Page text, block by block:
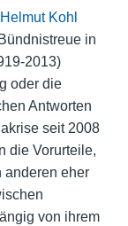
Helmut Kohl
in
2013)
oder die
Antworten
seit 2008
die Vorurteile,
anderen eher
von ihrem